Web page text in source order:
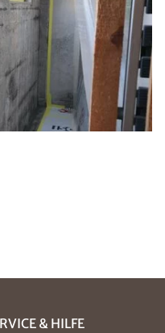
& HILFE